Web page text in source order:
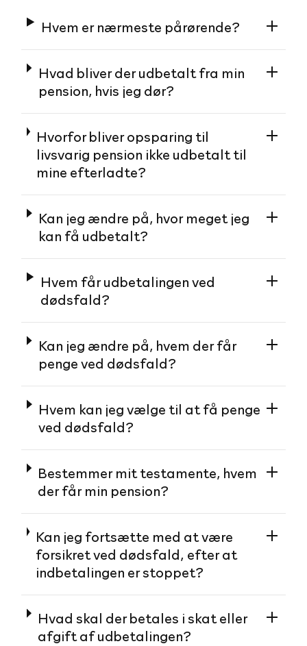
Hvem er nærmeste pårørende?
Hvad bliver der udbetalt fra min
pension, hvis jeg dør?
Hvorfor bliver opsparing til
livsvarig pension ikke udbetalt til
mine efterladte?
Kan jeg ændre på, hvor meget jeg
kan få udbetalt?
Hvem får udbetalingen ved
dødsfald?
Kan jeg ændre på, hvem der får
penge ved dødsfald?
Hvem kan jeg vælge til at få penge
ved dødsfald?
Bestemmer mit testamente, hvem
der får min pension?
Kan jeg fortsætte med at være
forsikret ved dødsfald, efter at
indbetalingen er stoppet?
Hvad skal der betales i skat eller
afgift af udbetalingen?